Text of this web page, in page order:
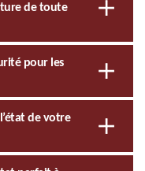
de toute
pour les
de votre